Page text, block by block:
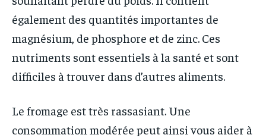
également des quantités importantes de
magnésium, de phosphore et de zinc. Ces
nutriments sont essentiels à la santé et sont
difficiles à trouver dans d’autres aliments.
Le fromage est très rassasiant. Une
consommation modérée peut ainsi vous aider à